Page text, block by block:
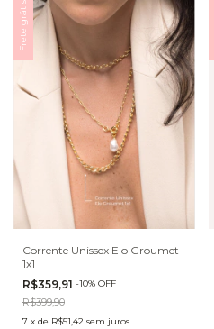
Frete grátis
Corrente Unissex Elo Groumet
1x1
R$359,91 -10% OFF
R$399,90
7 x de R$51,42 sem juros